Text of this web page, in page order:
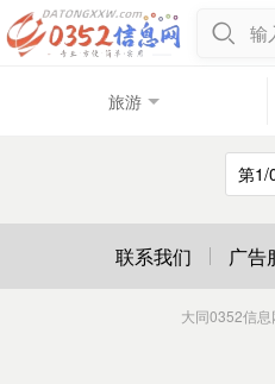
输
旅游
第1/
联系我们 广告
大同0352信息